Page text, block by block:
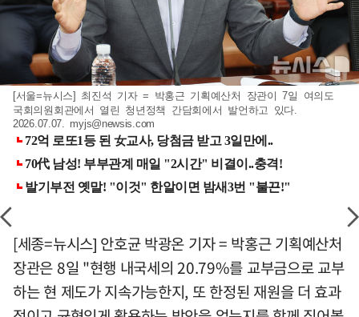
[서울=뉴시스] 최진석 기자 = 박홍근 기획예산처 장관이 7일 여의도
국회의원회관에서 열린 청년정책 간담회에서 발언하고 있다.
2026.07.07. myjs@newsis.com
[세종=뉴시스] 안호균 박광온 기자 = 박홍근 기획예산처
장관은 8일 "현행 내국세의 20.79%를 교부금으로 교부
하는 현 제도가 지속가능한지, 또 한정된 재원을 더 효과